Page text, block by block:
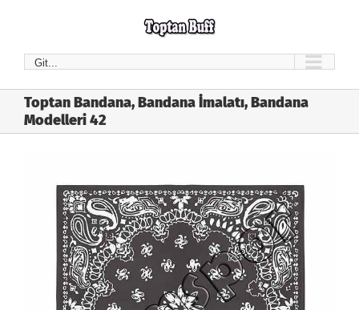
Git...
Toptan Bandana, Bandana İmalatı, Bandana
Modelleri 42